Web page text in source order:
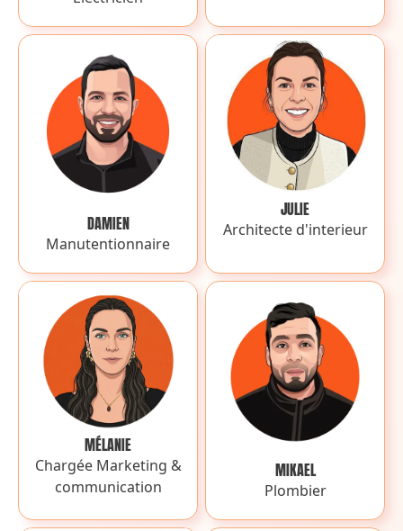
DAMIEN
Manutentionnaire
JULIE
Architecte d'interieur
MÉLANIE
Chargée Marketing &
communication
MIKAEL
Plombier